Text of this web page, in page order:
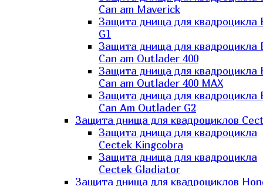
Can am Maverick
Защита днища для квадроцикла
G1
Защита днища для квадроцикла
Can am Outlader 400
Защита днища для квадроцикла
Can am Outlader 400 MAX
Защита днища для квадроцикла
Can Аm Outlader G2
Защита днища для квадроциклов
Защита днища для квадроцикла
Cectek Kingcobra
Защита днища для квадроцикла
Cectek Gladiator
Защита днища для квадроциклов